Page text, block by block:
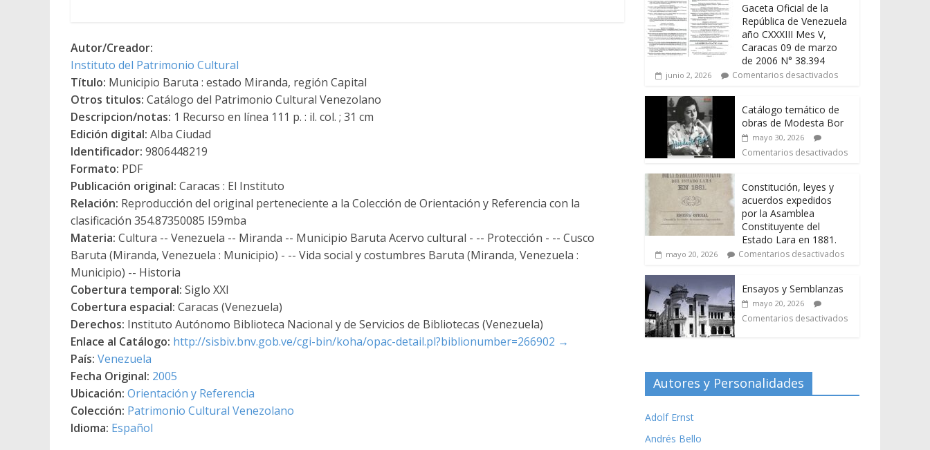
Autor/Creador:
Instituto del Patrimonio Cultural
Título: Municipio Baruta : estado Miranda, región Capital
Otros titulos: Catálogo del Patrimonio Cultural Venezolano
Descripcion/notas: 1 Recurso en línea 111 p. : il. col. ; 31 cm
Edición digital: Alba Ciudad
Identificador: 9806448219
Formato: PDF
Publicación original: Caracas : El Instituto
Relación: Reproducción del original perteneciente a la Colección de Orientación y Referencia con la
clasificación 354.87350085 I59mba
Materia: Cultura -- Venezuela -- Miranda -- Municipio Baruta Acervo cultural - -- Protección - -- Cusco
Baruta (Miranda, Venezuela : Municipio) - -- Vida social y costumbres Baruta (Miranda, Venezuela :
Municipio) -- Historia
Cobertura temporal: Siglo XXI
Cobertura espacial: Caracas (Venezuela)
Derechos: Instituto Autónomo Biblioteca Nacional y de Servicios de Bibliotecas (Venezuela)
Enlace al Catálogo: http://sisbiv.bnv.gob.ve/cgi-bin/koha/opac-detail.pl?biblionumber=266902 →
País: Venezuela
Fecha Original: 2005
Ubicación: Orientación y Referencia
Colección: Patrimonio Cultural Venezolano
Idioma: Español
Gaceta Oficial de la
República de Venezuela
año CXXXIII Mes V,
Caracas 09 de marzo
de 2006 N° 38.394
junio 2, 2026 Comentarios desactivados
Catálogo temático de
obras de Modesta Bor
mayo 30, 2026
Comentarios desactivados
Constitución, leyes y
acuerdos expedidos
por la Asamblea
Constituyente del
Estado Lara en 1881.
mayo 20, 2026 Comentarios desactivados
Ensayos y Semblanzas
mayo 20, 2026
Comentarios desactivados
Autores y Personalidades
Adolf Ernst
Andrés Bello